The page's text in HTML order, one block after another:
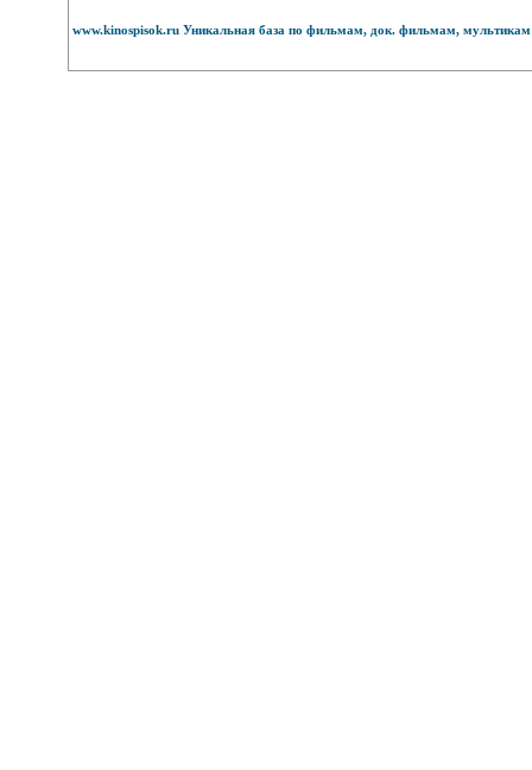
www.kinospisok.ru Уникальная база по фильмам, док. фильмам,